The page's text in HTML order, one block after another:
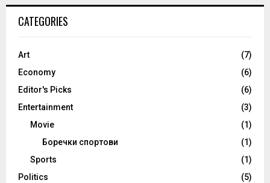
CATEGORIES
Art
(7)
Economy
(6)
Editor's Picks
(6)
Entertainment
(3)
Movie
(1)
Боречки спортови
(1)
Sports
(1)
Politics
(5)